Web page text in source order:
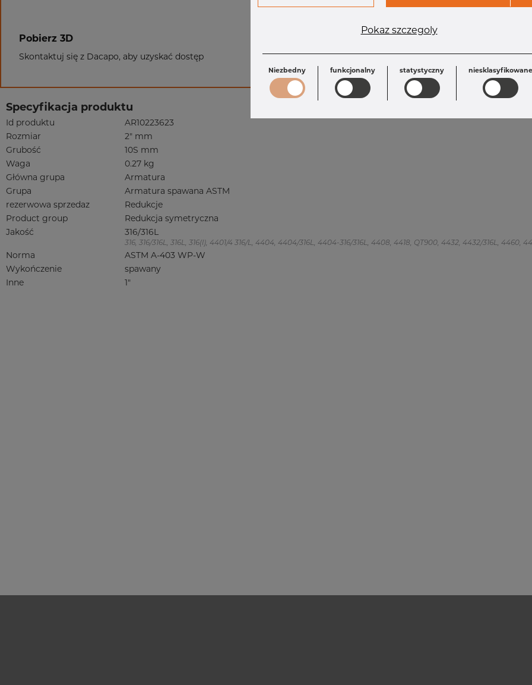
Pobierz 3D
Skontaktuj się z Dacapo, aby uzyskać dostęp
OD: 60.33 mm
OD1: 33.40 mm L: 76.1 mm
Specyfikacja produktu
Id produktu
AR10223623
Rozmiar
2" mm
Grubość
10S mm
Waga
0.27 kg
Główna grupa
Armatura
Grupa
Armatura spawana ASTM
rezerwowa sprzedaz
Redukcje
Product group
Redukcja symetryczna
Jakość
316/316L
316, 316/316L, 316L, 316(l), 4401/4 316/L, 4404, 4404/316L, 4404-316/316L, 4408, 4418, QT900, 4432, 4432/316L, 4460,
Norma
ASTM A-403 WP-W
Wykończenie
spawany
Inne
1"
Pokaz szczegoly
Niezbedny funkcjonalny statystyczny niesklasyfikowane